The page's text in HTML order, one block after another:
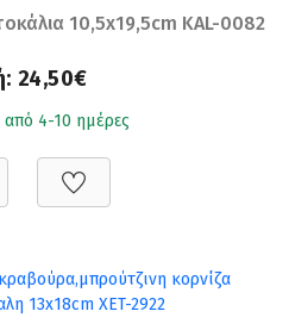
10,5x19,5cm KAL-0082
24,50€
από 4-10 ημέρες